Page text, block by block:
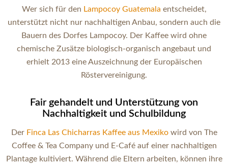
Wer sich für den Lampocoy Guatemala entscheidet,
unterstützt nicht nur nachhaltigen Anbau, sondern auch die
Bauern des Dorfes Lampocoy. Der Kaffee wird ohne
chemische Zusätze biologisch-organisch angebaut und
erhielt 2013 eine Auszeichnung der Europäischen
Röstervereinigung.
Fair gehandelt und Unterstützung von
Nachhaltigkeit und Schulbildung
Der Finca Las Chicharras Kaffee aus Mexikowird von The
Coffee & Tea Company und E-Café auf einer nachhaltigen
Plantage kultiviert. Während die Eltern arbeiten, können ihre